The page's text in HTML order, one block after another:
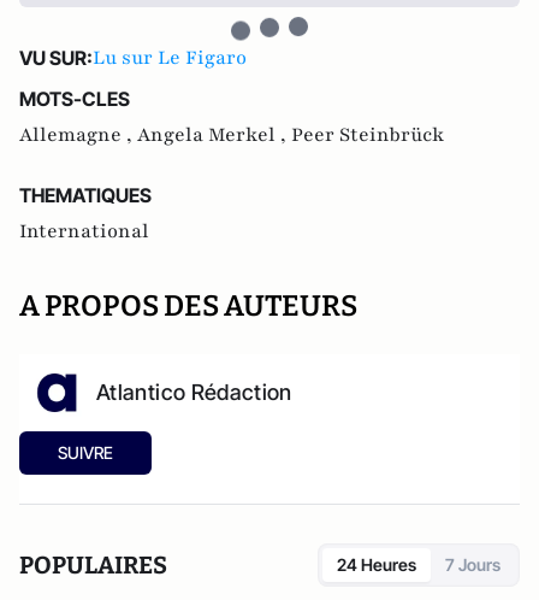
VU SUR:Lu sur Le Figaro
MOTS-CLES
Allemagne , Angela Merkel , Peer Steinbrück
THEMATIQUES
International
A PROPOS DES AUTEURS
Atlantico Rédaction
SUIVRE
POPULAIRES 24 Heures 7 Jours